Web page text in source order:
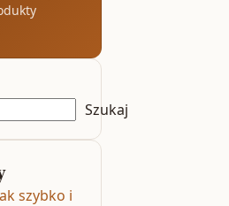
Szukaj
szybko i